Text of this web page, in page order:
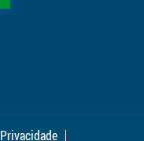
Privacidade